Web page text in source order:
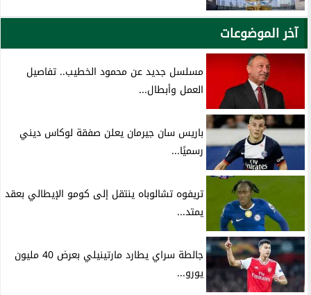
آخر الموضوعات
مسلسل جديد عن محمود الخطيب.. تفاصيل
العمل وأبطال...
باريس سان جيرمان يعلن صفقة لوكاس ديني
رسميًا...
تريفوه تشالوباه ينتقل إلى كومو الإيطالي بعقد
يمتد...
جالطة سراي يطارد مارتينيلي بعرض 40 مليون
يورو...